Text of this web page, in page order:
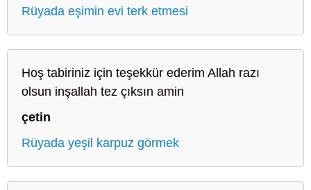
Rüyada eşimin evi terk etmesi
Hoş tabiriniz için teşekkür ederim Allah razı
olsun inşallah tez çıksın amin
çetin
Rüyada yeşil karpuz görmek